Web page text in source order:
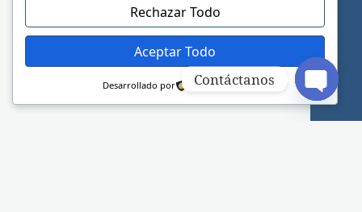
Rechazar Todo
Aceptar Todo
Desarrollado por Contáctanos
Open